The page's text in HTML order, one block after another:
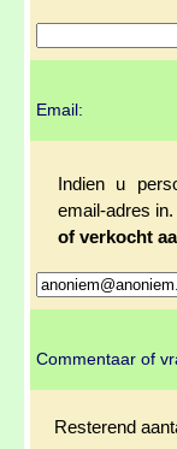
Email:
Indien u
email-adres
of verkocht
Commentaar of
Resterend